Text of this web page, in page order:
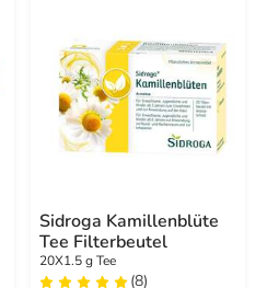
Sidroga Kamillenblüte
Tee Filterbeutel
20X1.5 g Tee
(8)